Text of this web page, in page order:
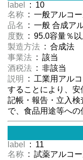
label
: 10
名称 : 一般アルコ
品名
: 一般 合成ア
度数 : 95.0容量％以
製造方法 : 合成法
事業法 : 該当
酒税法 : 非該当
説明
: 工業用アル
することにより、
記帳・報告・立入
で、食品用途等への
label
: 11
名称 : 試薬アルコ